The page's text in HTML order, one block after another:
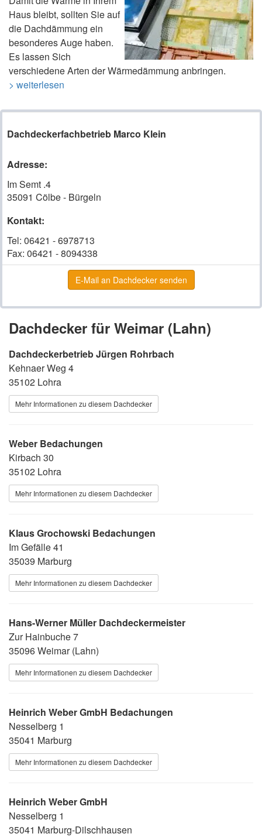
Haus bleibt, sollten Sie auf
die Dachdämmung ein
besonderes Auge haben.
Es lassen Sich
verschiedene Arten der Wärmedämmung anbringen.
> weiterlesen
Dachdeckerfachbetrieb Marco Klein
Adresse:
Im Semt .4
35091 Cölbe - Bürgeln
Kontakt:
Tel: 06421 - 6978713
Fax: 06421 - 8094338
E-Mail an Dachdecker senden
Dachdecker für Weimar (Lahn)
Dachdeckerbetrieb Jürgen Rohrbach
Kehnaer Weg 4
35102 Lohra
Mehr Informationen zu diesem Dachdecker
Weber Bedachungen
Kirbach 30
35102 Lohra
Mehr Informationen zu diesem Dachdecker
Klaus Grochowski Bedachungen
Im Gefälle 41
35039 Marburg
Mehr Informationen zu diesem Dachdecker
Hans-Werner Müller Dachdeckermeister
Zur Hainbuche 7
35096 Weimar (Lahn)
Mehr Informationen zu diesem Dachdecker
Heinrich Weber GmbH Bedachungen
Nesselberg 1
35041 Marburg
Mehr Informationen zu diesem Dachdecker
Heinrich Weber GmbH
Nesselberg 1
35041 Marburg-Dilschhausen